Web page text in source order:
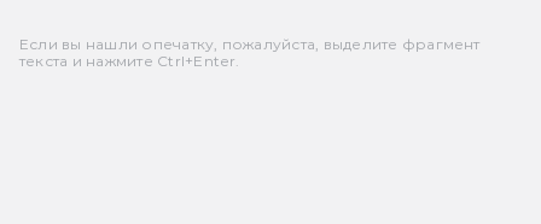
Если вы нашли опечатку, пожалуйста, выделите фрагмент
текста и нажмите Ctrl+Enter.